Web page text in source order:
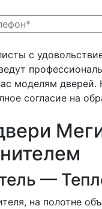
с
моделям дверей.
согласие на
—
на полотне